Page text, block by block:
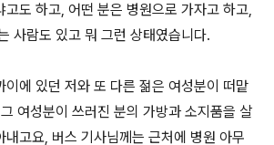
고도 하고, 어떤 분은 병원으로 가자고 하고,
사람도 있고 뭐 그런 상태였습니다.
이에 있던 저와 또 다른 젊은 여성분이 떠맡
여성분이 쓰러진 분의 가방과 소지품을 살
내고요, 버스 기사님께는 근처에 병원 아무